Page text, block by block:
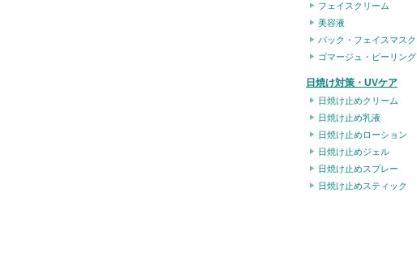
フェイスクリーム
美容液
パック・フェイスマスク
ゴマージュ・ピーリング
日焼け対策・UVケア
日焼け止めクリーム
日焼け止め乳液
日焼け止めローション
日焼け止めジェル
日焼け止めスプレー
日焼け止めスティック